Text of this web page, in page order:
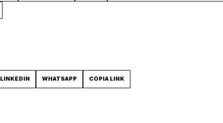
LINKEDIN WHATSAPP COPIA LINK